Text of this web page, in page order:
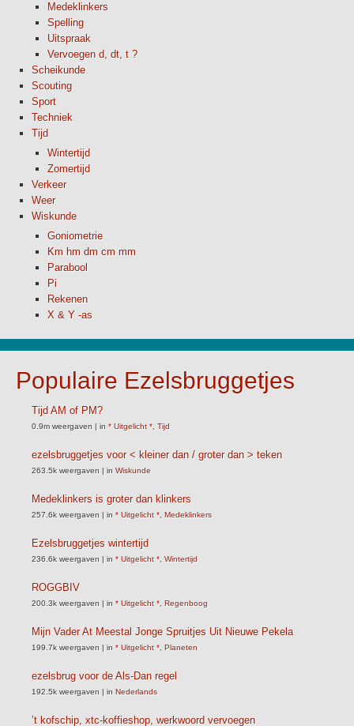
Medeklinkers
Spelling
Uitspraak
Vervoegen d, dt, t ?
Scheikunde
Scouting
Sport
Techniek
Tijd
Wintertijd
Zomertijd
Verkeer
Weer
Wiskunde
Goniometrie
Km hm dm cm mm
Parabool
Pi
Rekenen
X & Y -as
Populaire Ezelsbruggetjes
Tijd AM of PM?
0.9m weergaven | in * Uitgelicht * Tijd
ezelsbruggetjes voor < kleiner dan / groter dan > teken
263.5k weergaven | in Wiskunde
Medeklinkers is groter dan klinkers
257.6k weergaven | in * Uitgelicht * Medeklinkers
Ezelsbruggetjes wintertijd
236.6k weergaven | in * Uitgelicht * Wintertijd
ROGGBIV
200.3k weergaven | in * Uitgelicht * Regenboog
Mijn Vader At Meestal Jonge Spruitjes Uit Nieuwe Pekela
199.7k weergaven | in * Uitgelicht * Planeten
ezelsbrug voor de Als-Dan regel
192.5k weergaven | in Nederlands
’t kofschip, xtc-koffieshop, werkwoord vervoegen